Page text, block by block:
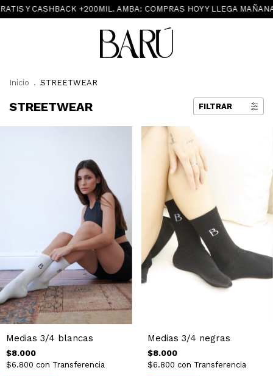
Y CASHBACK +200MIL. AMBA: COMPRAS HOY Y LLEGA MAÑANA
Inicio . STREETWEAR
STREETWEAR FILTRAR
Medias 3/4 blancas
$8.000
$6.800 con Transferencia
Medias 3/4 negras
$8.000
$6.800 con Transferencia